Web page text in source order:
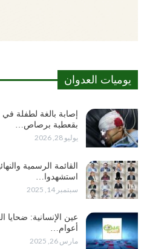
يوميات العدوان
إصابة بالغة لطفلة
بقعطبة برصاص…
يوليو 28, 2026
القائمة الرسمية
استشهدوا…
سبتمبر 14, 2025
أعوام…
مارس 26, 2025